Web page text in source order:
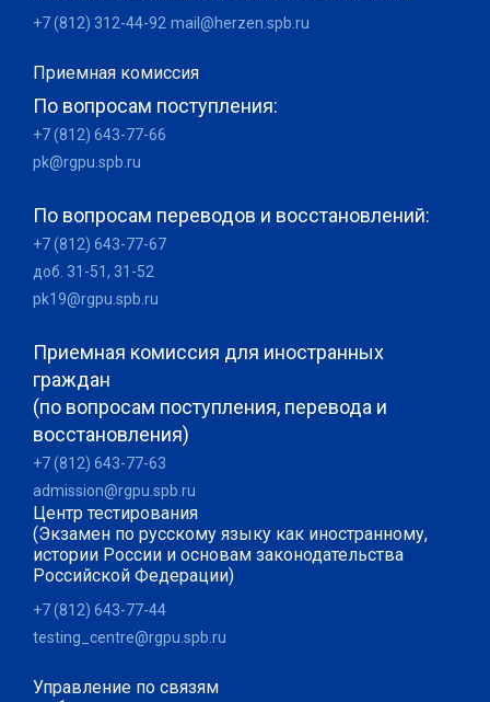
+7 (812) 312-44-92 mail@herzen.spb.ru
Приемная комиссия
По вопросам поступления:
+7 (812) 643-77-66
pk@rgpu.spb.ru
По вопросам переводов и восстановлений:
+7 (812) 643-77-67
доб. 31-51, 31-52
pk19@rgpu.spb.ru
Приемная комиссия для иностранных
граждан
(по вопросам поступления, перевода и
восстановления)
+7 (812) 643-77-63
admission@rgpu.spb.ru
Центр тестирования
(Экзамен по русскому языку как иностранному,
истории России и основам законодательства
Российской Федерации)
+7 (812) 643-77-44
testing_centre@rgpu.spb.ru
Управление по связям